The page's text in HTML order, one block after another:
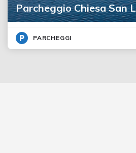
Parcheggio Chiesa San
PARCHEGGI